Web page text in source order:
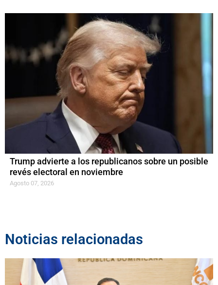
Trump advierte a los republicanos sobre un posible
revés electoral en noviembre
Agosto 07, 2026
Noticias relacionadas